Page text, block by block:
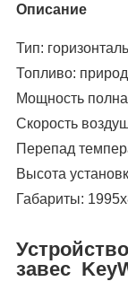
Описание
Тип:
Топливо:
Мощность
Скорость
Перепад
Высота
Габариты:
завес